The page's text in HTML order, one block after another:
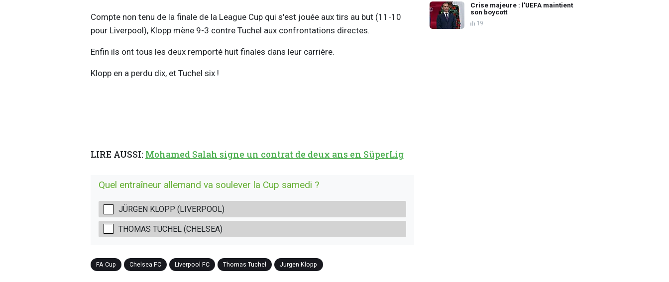
Compte non tenu de la finale de la League Cup qui s'est jouée aux tirs au but (11-10
pour Liverpool), Klopp mène 9-3 contre Tuchel aux confrontations directes.
Enfin ils ont tous les deux remporté huit finales dans leur carrière.
Klopp en a perdu dix, et Tuchel six !
LIRE AUSSI: Mohamed Salah signe un contrat de deux ans en SüperLig
Quel entraîneur allemand va soulever la Cup samedi ?
JÜRGEN KLOPP (LIVERPOOL)
THOMAS TUCHEL (CHELSEA)
FA Cup Chelsea FC Liverpool FC Thomas Tuchel Jurgen Klopp
Crise majeure : l'UEFA maintient
son boycott
19